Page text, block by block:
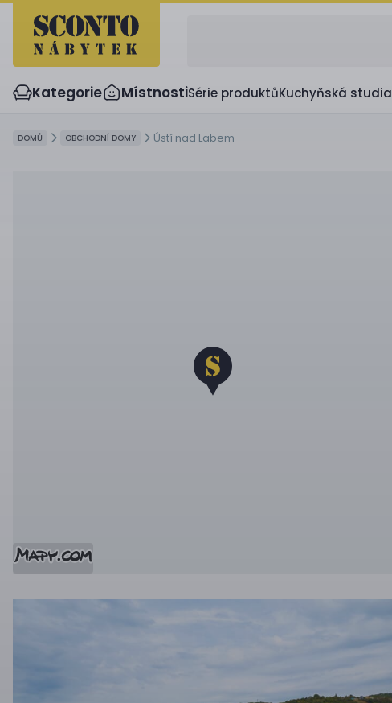
Kategorie MístnostiSérie produktůKuchyňská studia
DOMŮ OBCHODNÍ DOMY Ústí nad Labem